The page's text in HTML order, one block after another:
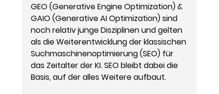
GEO (Generative Engine Optimization) &
GAIO (Generative AI Optimization) sind
noch relativ junge Disziplinen und gelten
als die Weiterentwicklung der klassischen
Suchmaschinenoptimierung (SEO) für
das Zeitalter der KI. SEO bleibt dabei die
Basis, auf der alles Weitere aufbaut.